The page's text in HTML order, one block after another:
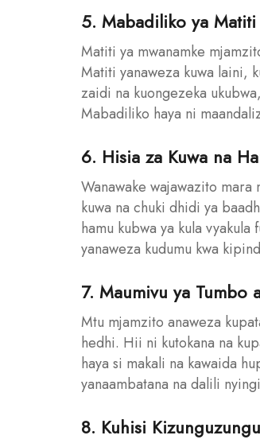
5. Mabadiliko ya Matiti
Matiti ya mwanamke
Matiti yanaweza kuwa laini,
zaidi na kuongezeka
Mabadiliko haya ni
6. Hisia za Kuwa na
Wanawake wajawazito
kuwa na chuki dhidi ya
hamu kubwa ya kula
yanaweza kudumu kwa
7. Maumivu ya
Mtu mjamzito anaweza
hedhi. Hii ni kutokana na
haya si makali na kawaida
yanaambatana na dalili
8. Kuhisi